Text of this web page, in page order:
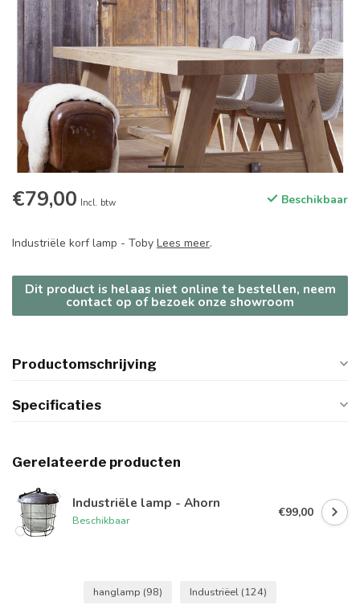
€79,00 Incl. btw Beschikbaar
Industriële korf lamp - Toby Lees meer.
Dit product is helaas niet online te bestellen, neem
contact op of bezoek onze showroom
Productomschrijving
Specificaties
Gerelateerde producten
Industriële lamp - Ahorn
Beschikbaar
€99,00
hanglamp (98) Industriëel (124)